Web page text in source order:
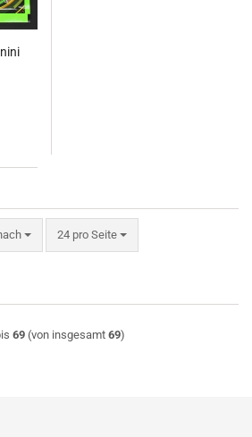
24 pro Seite
pro Seite
69(von insgesamt 69)